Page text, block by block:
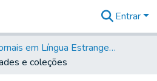
&
Coleções
Tudo na
Entrar
Jornais em Língua Estrangeira
e coleções